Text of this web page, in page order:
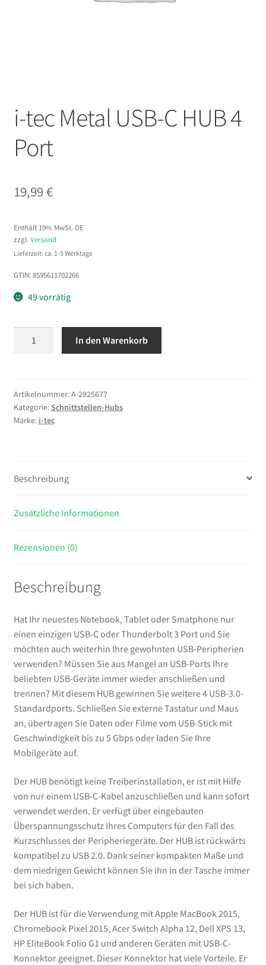
i-tec Metal USB-C HUB 4
Port
19,99€
Enthält 19% MwSt. DE
zzgl. Versand
Lieferzeit: ca. 1-5 Werktage
GTIN: 8595611702266
49 vorrätig
C
HUB
4
In den Warenkorb
Artikelnummer:A-2925677
Kategorie:Schnittstellen-Hubs
Marke: i-tec
Beschreibung
Zusätzliche Informationen
Rezensionen (0)
Beschreibung
Hat Ihr neuestes Notebook, Tablet oder Smatphone nur
einen einzigen USB-C oder Thunderbolt 3 Port und Sie
möchten auch weiterhin Ihre gewohnten USB-Peripherien
verwenden? Müssen Sie aus Mangel an USB-Ports Ihre
beliebten USB-Geräte immer wieder anschließen und
trennen? Mit diesem HUB gewinnen Sie weitere 4 USB-3.0-
Standardports. Schließen Sie externe Tastatur und Maus
an, übertragen Sie Daten oder Filme vom USB-Stick mit
Geschwindigkeit bis zu 5 Gbps oder laden Sie Ihre
Mobilgeräte auf.
Der HUB benötigt keine Treiberinstallation, er ist mit Hilfe
von nur einem USB-C-Kabel anzuschließen und kann sofort
verwendet werden. Er verfügt über eingebauten
Überspannungsschutz Ihres Computers für den Fall des
Kurzschlusses der Peripheriegeräte. Der HUB ist rückwärts
kompatibel zu USB 2.0. Dank seiner kompakten Maße und
dem niedrigen Gewicht können Sie ihn in der Tasche immer
bei sich haben.
Der HUB ist für die Verwendung mit Apple MacBook 2015,
Chromebook Pixel 2015, Acer Switch Alpha 12, Dell XPS 13,
HP EliteBook Folio G1 und anderen Geräten mit USB-C-
Konnektor geeignet. Dieser Konnektor hat viele Vorteile. Er